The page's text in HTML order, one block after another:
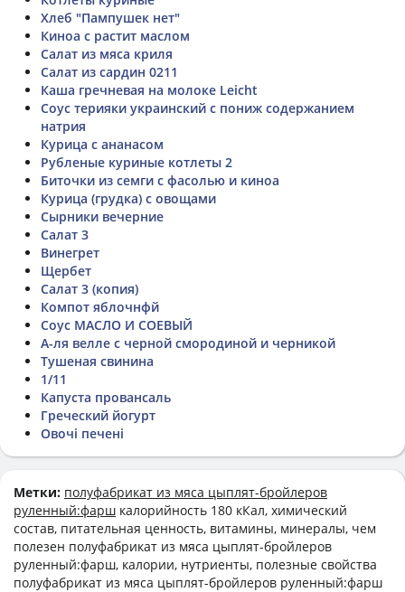
Хлеб "Пампушек нет"
Киноа с растит маслом
Салат из мяса криля
Салат из сардин 0211
Каша гречневая на молоке Leicht
Соус терияки украинский с пониж содержанием
натрия
Курица с ананасом
Рубленые куриные котлеты 2
Биточки из семги с фасолью и киноа
Курица (грудка) с овощами
Сырники вечерние
Салат 3
Винегрет
Щербет
Салат 3 (копия)
Компот яблочнфй
Соус МАСЛО И СОЕВЫЙ
А-ля велле с черной смородиной и черникой
Тушеная свинина
1/11
Капуста провансаль
Греческий йогурт
Овочі печені
Метки: полуфабрикат из мяса цыплят-бройлеров
руленный:фарш калорийность 180 кКал, химический
состав, питательная ценность, витамины, минералы, чем
полезен полуфабрикат из мяса цыплят-бройлеров
руленный:фарш, калории, нутриенты, полезные свойства
полуфабрикат из мяса цыплят-бройлеров руленный:фарш